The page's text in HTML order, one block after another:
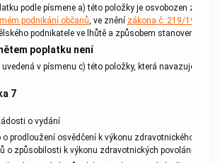
podle písmene a) této položky je osvobozen zápis
podnikání občanů, ve znění zákona č. 219/1991 Sb.
podnikatele ve lhůtě a způsobem stanoveným
poplatku není
uvedená v písmenu c) této položky, která navazuje na
7
o vydání
o prodloužení osvědčení k výkonu zdravotnického
o způsobilosti k výkonu zdravotnických povolání